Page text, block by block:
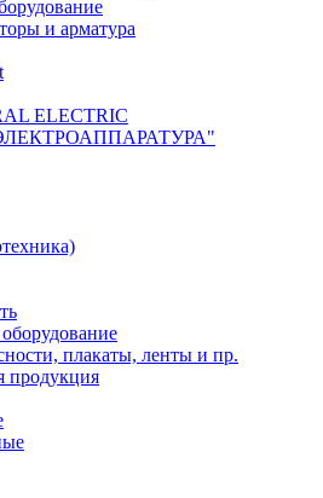
и арматура
ELECTRIC
плакаты, ленты и пр.
продукция